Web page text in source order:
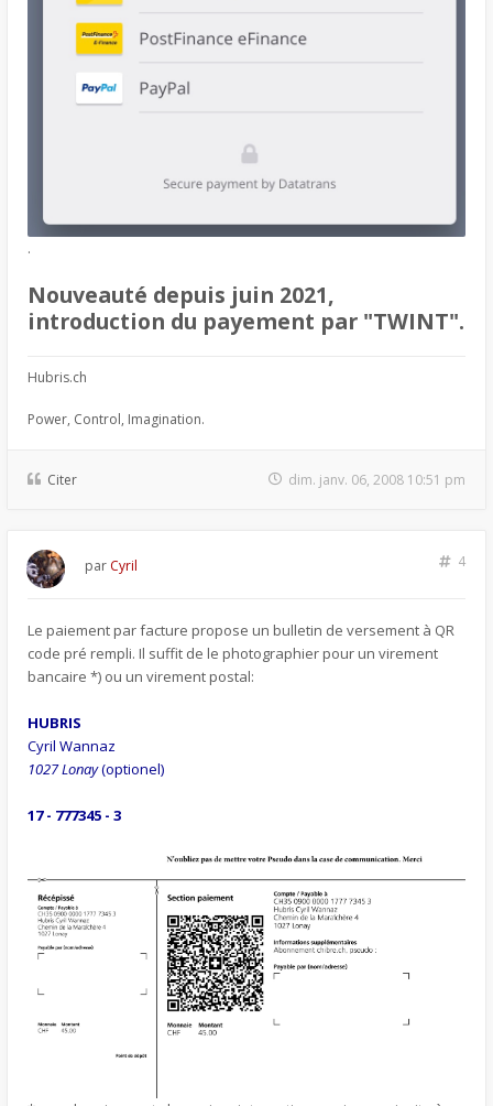
.
Nouveauté depuis juin 2021,
introduction du payement par "TWINT".
Hubris.ch
Power, Control, Imagination.
Citer dim. janv. 06, 2008 10:51 pm
4
par Cyril
Le paiement par facture propose un bulletin de versement à QR
code pré rempli. Il suffit de le photographier pour un virement
bancaire *) ou un virement postal:
HUBRIS
Cyril Wannaz
1027 Lonay(optionel)
17 - 777345 - 3